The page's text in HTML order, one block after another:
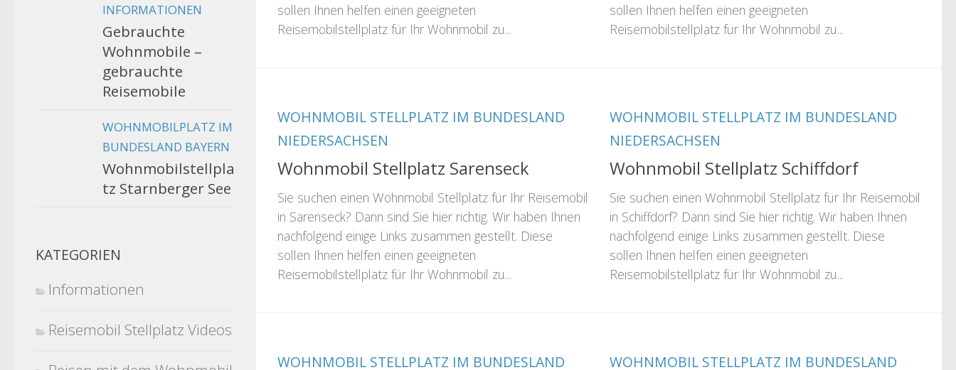
sollen Ihnen helfen einen geeigneten
Reisemobilstellplatz für Ihr Wohnmobil zu...
sollen Ihnen helfen einen geeigneten
Reisemobilstellplatz für Ihr Wohnmobil zu...
WOHNMOBIL STELLPLATZ IM BUNDESLAND
NIEDERSACHSEN
Wohnmobil Stellplatz Sarenseck
Sie suchen einen Wohnmobil Stellplatz für Ihr Reisemobil
in Sarenseck? Dann sind Sie hier richtig. Wir haben Ihnen
nachfolgend einige Links zusammen gestellt. Diese
sollen Ihnen helfen einen geeigneten
Reisemobilstellplatz für Ihr Wohnmobil zu...
WOHNMOBIL STELLPLATZ IM BUNDESLAND
NIEDERSACHSEN
Wohnmobil Stellplatz Schiffdorf
Sie suchen einen Wohnmobil Stellplatz für Ihr Reisemobil
in Schiffdorf? Dann sind Sie hier richtig. Wir haben Ihnen
nachfolgend einige Links zusammen gestellt. Diese
sollen Ihnen helfen einen geeigneten
Reisemobilstellplatz für Ihr Wohnmobil zu...
WOHNMOBIL STELLPLATZ IM BUNDESLAND
WOHNMOBIL STELLPLATZ IM BUNDESLAND
INFORMATIONEN
Gebrauchte
Wohnmobile –
gebrauchte
Reisemobile
WOHNMOBILPLATZ IM
BUNDESLAND BAYERN
Wohnmobilstellpla
tz Starnberger See
KATEGORIEN
Informationen
Reisemobil Stellplatz Videos